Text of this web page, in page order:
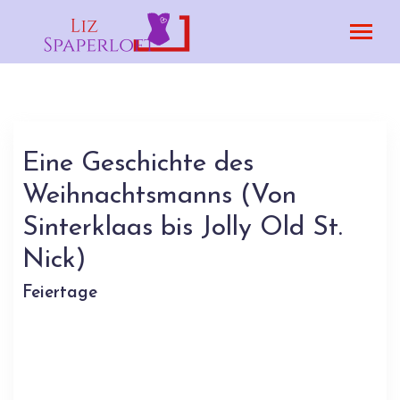
Eine Geschichte des
Weihnachtsmanns (Von
Sinterklaas bis Jolly Old St.
Nick)
Feiertage